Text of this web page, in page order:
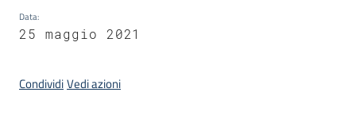
su
Data:
25 maggio 2021
CondividiVedi azioni